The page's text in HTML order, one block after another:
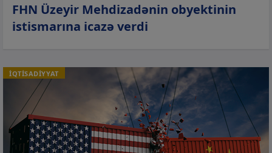
FHN Üzeyir Mehdizadənin obyektinin
istismarına icazə verdi
İQTİSADİYYAT